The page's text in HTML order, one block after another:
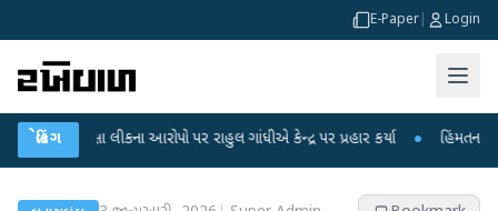
E-Paper Login
બ્રેકિંગ
પરીક્ષા લીકના આરોપો પર રાહુલ ગાંધીએ કેન્દ્ર પર પ્રહાર કર્યા ● હિંમતનગરમાં